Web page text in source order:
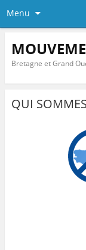
Menu
Bretagne et Grand
QUI